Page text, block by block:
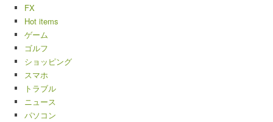
FX
Hot items
ゲーム
ゴルフ
ショッピング
スマホ
トラブル
ニュース
パソコン